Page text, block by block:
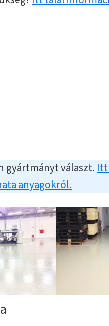
gyártmányt választ. Itt
anyagokról.